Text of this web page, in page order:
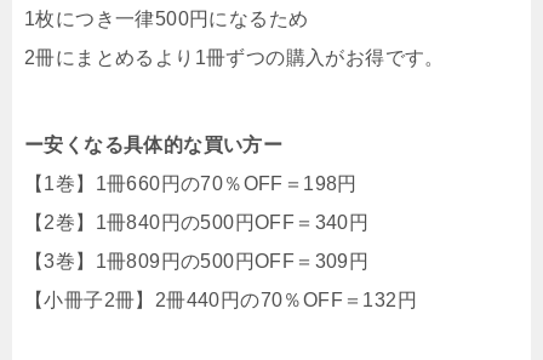
1枚につき一律500円になるため
2冊にまとめるより1冊ずつの購入がお得です。
ー安くなる具体的な買い方ー
【1巻】1冊660円の70％OFF＝198円
【2巻】1冊840円の500円OFF＝340円
【3巻】1冊809円の500円OFF＝309円
【小冊子2冊】2冊440円の70％OFF＝132円